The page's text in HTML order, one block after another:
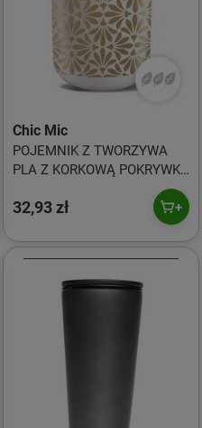
Chic Mic
POJEMNIK Z TWORZYWA
PLA Z KORKOWĄ POKRYWKĄ
GOLDEN TILES 1000 ml -
CHIC-MIC
32,93 zł